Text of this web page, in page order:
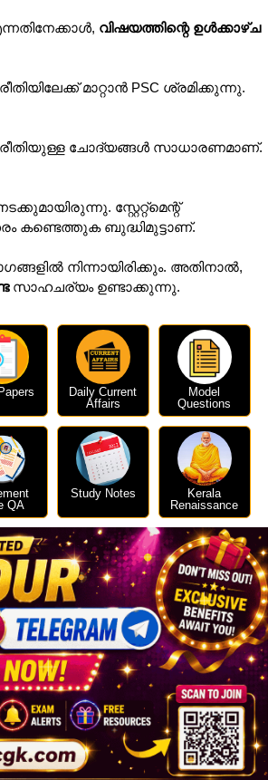
വിഷയത്തിന്റെ ഉൾക്കാഴ്ച
മാറ്റാൻ PSC ശ്രമിക്കുന്നു.
ചോദ്യങ്ങൾ സാധാരണമാണ്.
സ്റ്റേറ്റ്‌മെന്റ്
കണ്ടെത്തുക ബുദ്ധിമുട്ടാണ്.
നിന്നായിരിക്കും. അതിനാൽ,
സാഹചര്യം ഉണ്ടാക്കുന്നു.
Daily Current
Affairs
Model
Questions
QA
Study Notes
Kerala
Renaissance